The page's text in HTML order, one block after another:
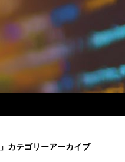
」カテゴリーアーカイブ